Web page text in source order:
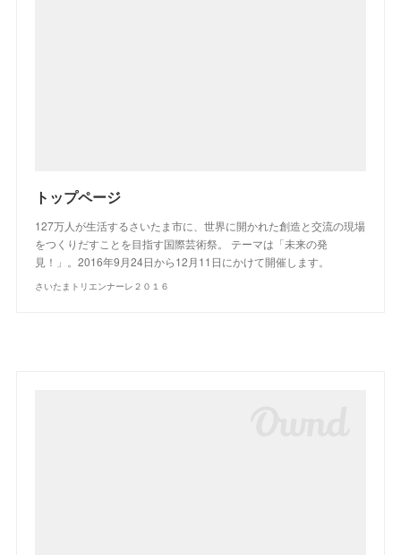
トップページ
127万人が生活するさいたま市に、世界に開かれた創造と交流の現場
をつくりだすことを目指す国際芸術祭。 テーマは「未来の発
見！」。2016年9月24日から12月11日にかけて開催します。
さいたまトリエンナーレ２０１６